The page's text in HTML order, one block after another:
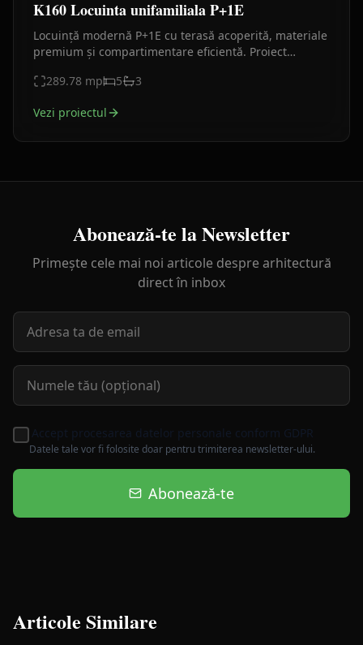
K160 Locuinta unifamiliala P+1E
Locuință modernă P+1E cu terasă acoperită, materiale
premium și compartimentare eficientă. Proiect
289.78 mp 5 3
Vezi proiectul
Abonează-te la Newsletter
Primește cele mai noi articole despre arhitectură
direct în inbox
Accept procesarea datelor personale conform GDPR
Datele tale vor fi folosite doar pentru trimiterea newsletter-ului.
Abonează-te
Articole Similare